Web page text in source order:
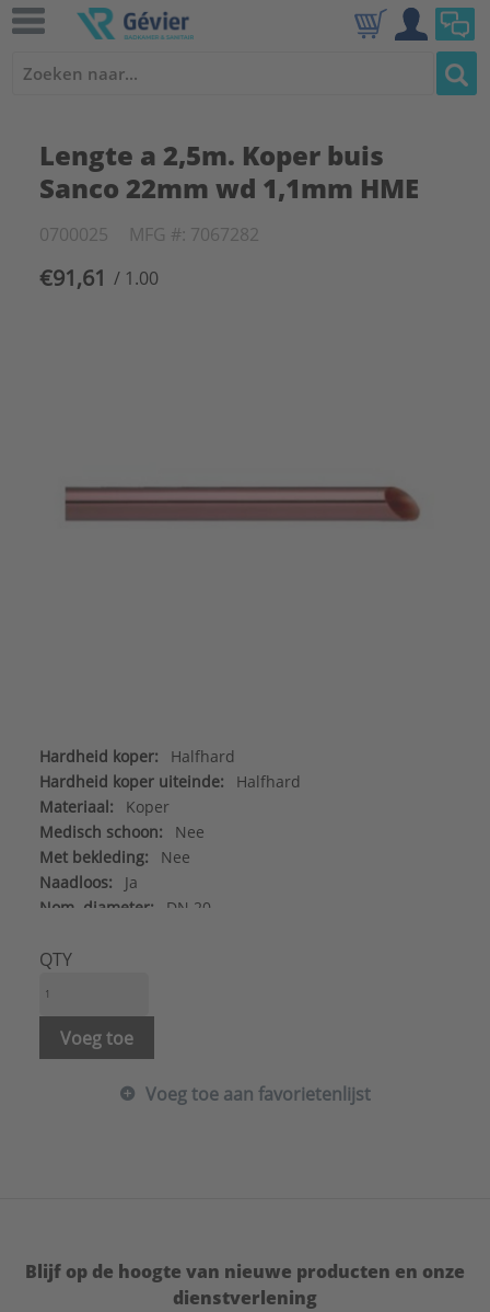
Lengte a 2,5m. Koper buis
Sanco 22mm wd 1,1mm HME
0700025 MFG #: 7067282
€91,61 / 1.00
Hardheid koper:
Halfhard
Hardheid koper uiteinde:
Halfhard
Materiaal:
Koper
Medisch schoon:
Nee
Met bekleding:
Nee
Naadloos:
Ja
Nom. diameter:
DN 20
Uitwendige buisdiameter:
QTY
Voeg toe
Voeg toe aan favorietenlijst
Blijf op de hoogte van nieuwe producten en onze
dienstverlening